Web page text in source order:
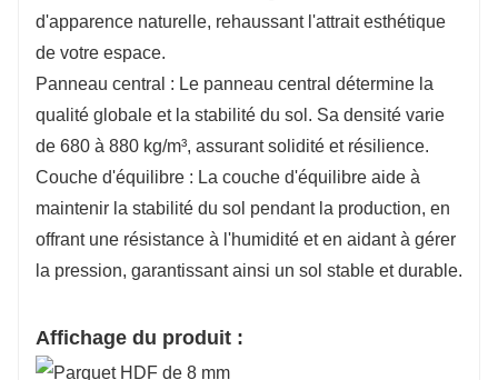
d'apparence naturelle, rehaussant l'attrait esthétique
de votre espace.
Panneau central : Le panneau central détermine la
qualité globale et la stabilité du sol. Sa densité varie
de 680 à 880 kg/m³, assurant solidité et résilience.
Couche d'équilibre : La couche d'équilibre aide à
maintenir la stabilité du sol pendant la production, en
offrant une résistance à l'humidité et en aidant à gérer
la pression, garantissant ainsi un sol stable et durable.
Affichage du produit :